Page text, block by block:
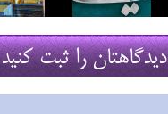
دیدگاهتان را ثبت کنید